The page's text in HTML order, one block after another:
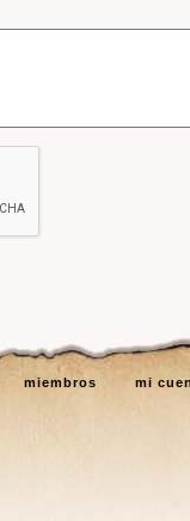
miembros mi